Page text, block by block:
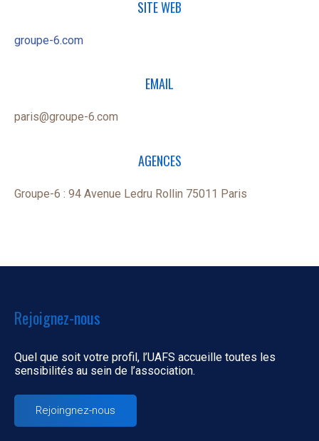
SITE WEB
groupe-6.com
EMAIL
paris@groupe-6.com
AGENCES
Groupe-6 : 94 Avenue Ledru Rollin 75011 Paris
Rejoignez-nous
Quel que soit votre profil, l’UAFS accueille toutes les
sensibilités au sein de l’association.
Rejoingnez-nous